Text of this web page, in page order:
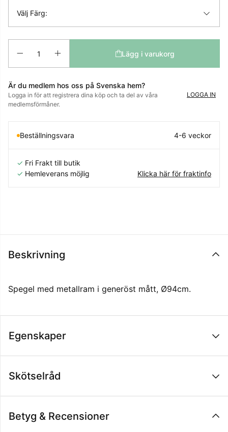
Välj Färg:
Lägg i varukorg
Är du medlem hos oss på Svenska hem?
Logga in för att registrera dina köp och ta del av våra
medlemsförmåner.
LOGGA IN
Beställningsvara 4-6 veckor
✓ Fri Frakt till butik
✓ Hemleverans möjlig Klicka här för fraktinfo
Beskrivning
Spegel med metallram i generöst mått, Ø94cm.
Egenskaper
Skötselråd
Betyg & Recensioner